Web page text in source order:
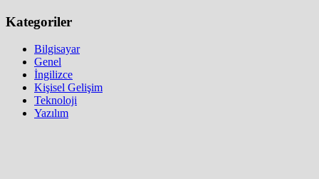
Kategoriler
Bilgisayar
Genel
İngilizce
Kişisel Gelişim
Teknoloji
Yazılım